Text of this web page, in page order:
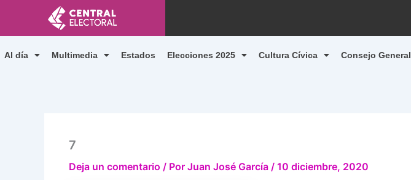
contenido
Al día Multimedia Estados Elecciones 2025 Cultura Cívica Consejo General
7
Deja un comentario / Por Juan José García / 10 diciembre, 2020